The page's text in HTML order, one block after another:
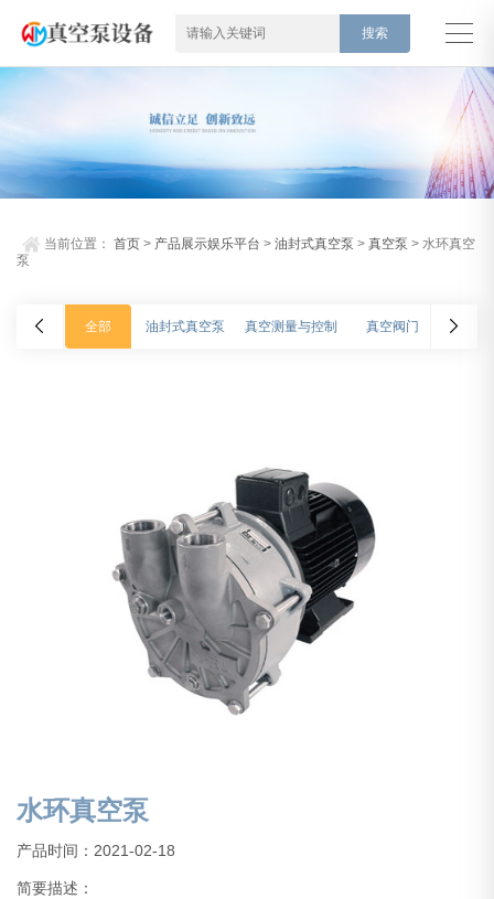
当前位置：首页 > 产品展示娱乐平台 >油封式真空泵 >真空泵 > 水环真空
泵
全部 油封式真空泵 真空测量与控制 真空阀门 氦质
水环真空泵
产品时间：2021-02-18
简要描述：